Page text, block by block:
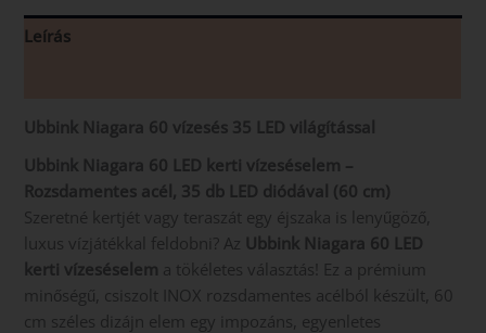
Leírás
Ubbink Niagara 60 vízesés 35 LED világítással
Ubbink Niagara 60 LED kerti vízeséselem –
Rozsdamentes acél, 35 db LED diódával (60 cm)
Szeretné kertjét vagy teraszát egy éjszaka is lenyűgöző,
luxus vízjátékkal feldobni? Az Ubbink Niagara 60 LED
kerti vízeséselem a tökéletes választás! Ez a prémium
minőségű, csiszolt INOX rozsdamentes acélból készült, 60
cm széles dizájn elem egy impozáns, egyenletes